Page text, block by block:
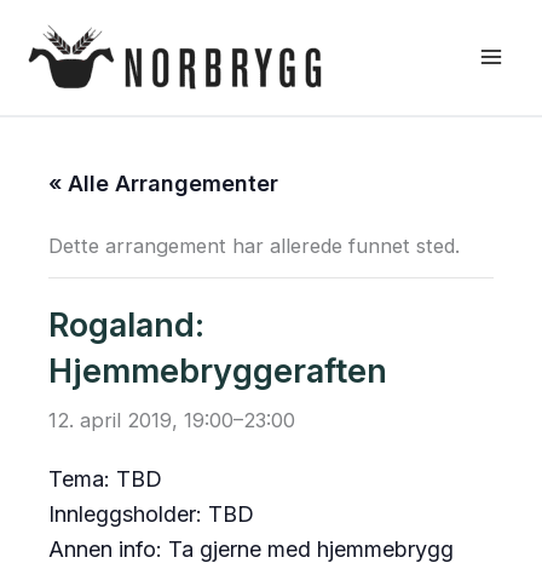
rett
« Alle Arrangementer
Dette arrangement har allerede funnet sted.
Rogaland:
Hjemmebryggeraften
12. april 2019, 19:00–23:00
Tema: TBD
Innleggsholder: TBD
Annen info: Ta gjerne med hjemmebrygg